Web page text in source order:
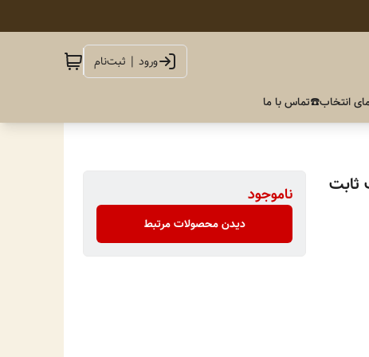
ورود | ثبت‌نام
انتخاب☎️تماس با ما
ثابت ناموجود
دیدن محصولات مرتبط